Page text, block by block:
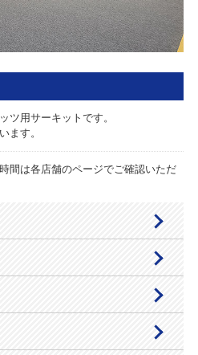
ツ用サーキットです。
ます。
間は各店舗のページでご確認いただ